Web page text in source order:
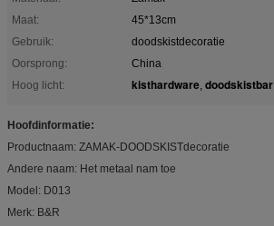
Maat:
45*13cm
Gebruik:
doodskistdecoratie
Oorsprong:
China
Hoog licht:
kisthardware, doodskistbar
Hoofdinformatie:
Productnaam: ZAMAK-DOODSKISTdecoratie
Andere naam: Het metaal nam toe
Model: D013
Merk: B&R